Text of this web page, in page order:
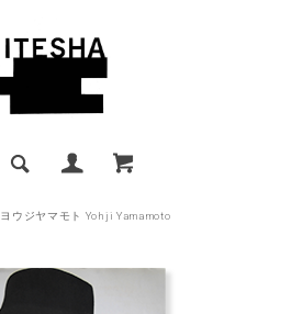
ヨウジヤマモト Yohji Yamamoto